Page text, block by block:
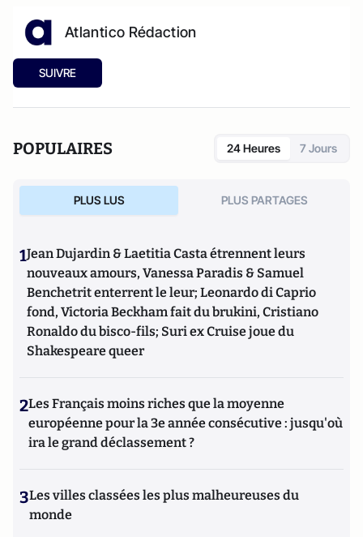
Atlantico Rédaction
SUIVRE
POPULAIRES 24 Heures 7 Jours
PLUS LUS PLUS PARTAGES
1Jean Dujardin & Laetitia Casta étrennent leurs
nouveaux amours, Vanessa Paradis & Samuel
Benchetrit enterrent le leur; Leonardo di Caprio
fond, Victoria Beckham fait du brukini, Cristiano
Ronaldo du bisco-fils; Suri ex Cruise joue du
Shakespeare queer
2Les Français moins riches que la moyenne
européenne pour la 3e année consécutive : jusqu'où
ira le grand déclassement ?
3Les villes classées les plus malheureuses du
monde